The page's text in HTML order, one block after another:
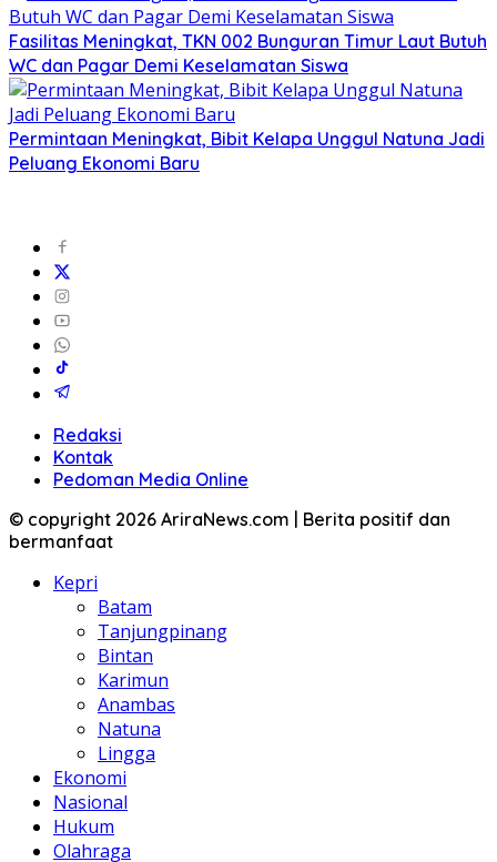
Fasilitas Meningkat, TKN 002 Bunguran Timur Laut Butuh
WC dan Pagar Demi Keselamatan Siswa
Permintaan Meningkat, Bibit Kelapa Unggul Natuna Jadi
Peluang Ekonomi Baru
Redaksi
Kontak
Pedoman Media Online
© copyright 2026 AriraNews.com | Berita positif dan
bermanfaat
Kepri
Batam
Tanjungpinang
Bintan
Karimun
Anambas
Natuna
Lingga
Ekonomi
Nasional
Hukum
Olahraga